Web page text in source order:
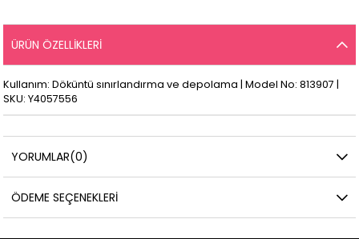
ÜRÜN ÖZELLIKLERI
Kullanım: Döküntü sınırlandırma ve depolama | Model No: 813907 |
SKU: Y4057556
YORUMLAR(0)
ÖDEME SEÇENEKLERI